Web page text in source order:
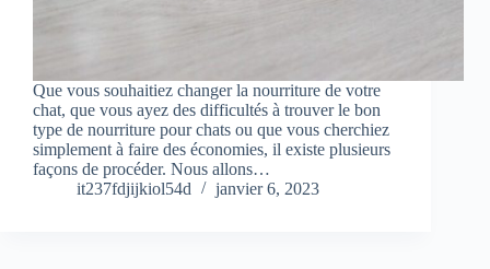
Que vous souhaitiez changer la nourriture de votre
chat, que vous ayez des difficultés à trouver le bon
type de nourriture pour chats ou que vous cherchiez
simplement à faire des économies, il existe plusieurs
façons de procéder. Nous allons…
it237fdjijkiol54d
janvier 6, 2023